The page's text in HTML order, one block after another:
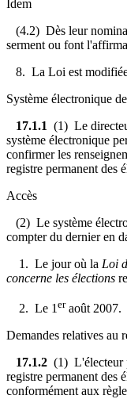
Idem
(4.2) Dès leur
serment ou font
8. La Loi est modifiée
Système électronique
17.1.1 (1) Le
système électronique
confirmer les
registre permanent des
Accès
(2) Le système
compter du dernier en
1. Le jour où la Loi
concerne les élections
2. Le 1 eraoût 2007.
Demandes relatives au
17.1.2 (1) L'électeur
registre permanent des
conformément aux